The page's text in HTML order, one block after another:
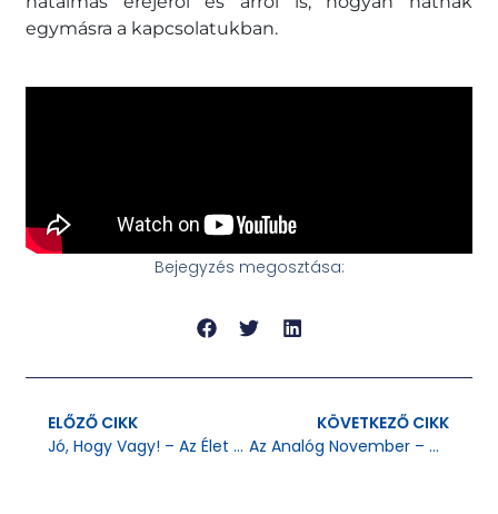
egymásra a kapcsolatukban.
Bejegyzés megosztása:
ELŐZŐ CIKK
Jó, Hogy Vagy! – Az Élet Védelme A Fogantatástól A Természetes Halálig
KÖVETKEZŐ CIKK
Az Analóg November – Gyűjts Offline Időt Az Iskoládért! Kampány Nyitóeseménye